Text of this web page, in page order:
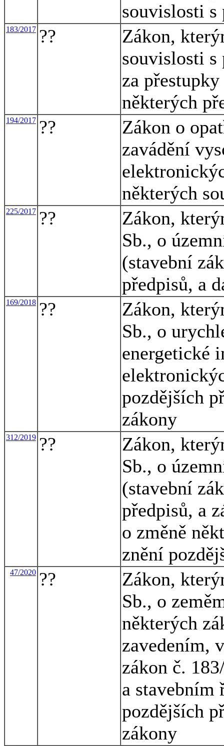
souvislosti s
183/2017 ??
Zákon,
souvislosti s
za
některých
194/2017 ??
Zákon o
zavádění
některých
225/2017 ??
Zákon,
Sb., o
(stavební
předpisů, a
169/2018 ??
Zákon,
Sb., o
energetické
pozdějších
zákony
312/2019 ??
Zákon,
Sb., o
(stavební
předpisů, a
o změně
znění
47/2020 ??
Zákon,
Sb., o
některých
zavedením,
zákon č.
a stavebním
pozdějších
zákony